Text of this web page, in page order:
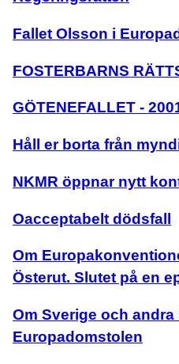
Fallet Olsson i
FOSTERBARNS
GÖTENEFALLET -
Håll er borta från
NKMR öppnar nytt
Oacceptabelt dödsfall
Om
Österut. Slutet på en
Om Sverige och
Europadomstolen